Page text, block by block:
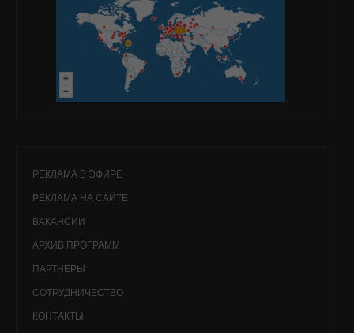
РЕКЛАМА В ЭФИРЕ
РЕКЛАМА НА САЙТЕ
ВАКАНСИИ
АРХИВ ПРОГРАММ
ПАРТНЁРЫ
СОТРУДНИЧЕСТВО
КОНТАКТЫ